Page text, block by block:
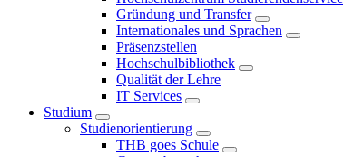
Gründung und Transfer
Internationales und Sprachen
Präsenzstellen
Hochschulbibliothek
Qualität der Lehre
IT Services
Studium
Studienorientierung
THB goes Schule